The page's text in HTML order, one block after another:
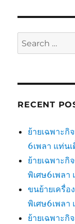
Search
for:
RECENT
ย้ายเฉพาะกิ
6เพลา แท่นเ
ย้ายเฉพาะกิ
พิเศษ6เพลา
ขนย้ายเครื่อ
พิเศษ6เพลา
ย้ายเฉพาะกิ